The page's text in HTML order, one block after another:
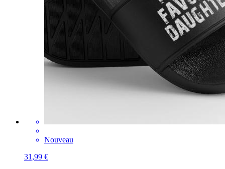
Nouveau
31,99 €